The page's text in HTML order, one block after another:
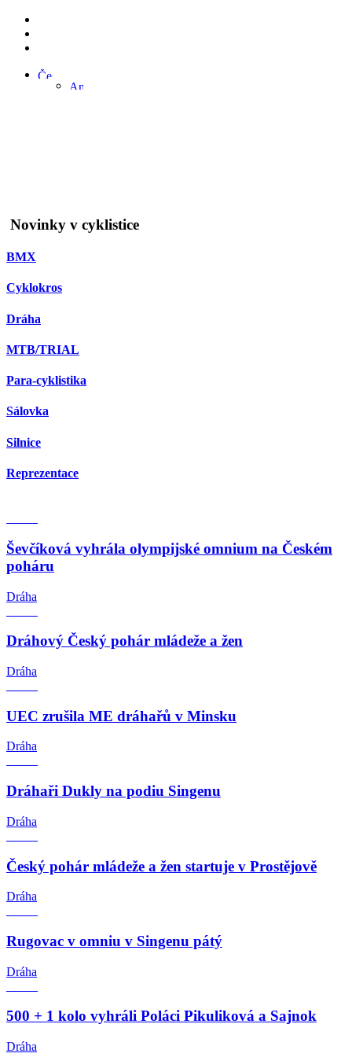
Novinky v cyklistice
BMX
Cyklokros
Dráha
MTB/TRIAL
Para-cyklistika
Sálovka
Silnice
Reprezentace
Ševčíková vyhrála olympijské omnium na Českém
poháru
Dráha
Dráhový Český pohár mládeže a žen
Dráha
UEC zrušila ME dráhařů v Minsku
Dráha
Dráhaři Dukly na podiu Singenu
Dráha
Český pohár mládeže a žen startuje v Prostějově
Dráha
Rugovac v omniu v Singenu pátý
Dráha
500 + 1 kolo vyhráli Poláci Pikuliková a Sajnok
Dráha